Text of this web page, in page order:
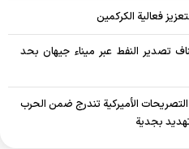
فعالية الكركمين
تصدير النفط عبر ميناء جيهان بحد
التصريحات الأميركية تندرج ضمن الحرب
بجدية